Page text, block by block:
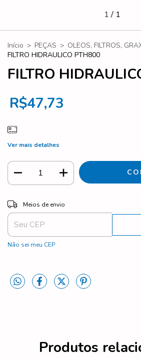
1/ 1
Início > PEÇAS > OLEOS, FILTROS,
FILTRO HIDRAULICO PTH800
FILTRO
R$47,73
Ver mais detalhes
Entregas para o CEP:
Meios de envio
Não sei meu CEP
Produtos